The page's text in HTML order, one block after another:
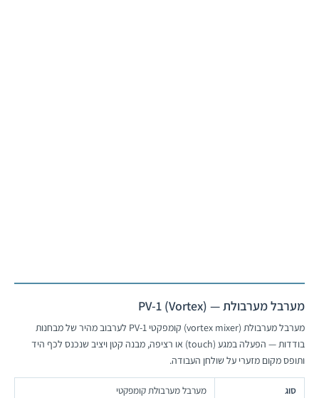
מערבל מערבולת — PV-1 (Vortex)
מערבל מערבולת (vortex mixer) קומפקטי PV-1 לערבוב מהיר של מבחנות
בודדות — הפעלה במגע (touch) או רציפה, מבנה קטן ויציב שנכנס לכף היד
ותופס מקום מזערי על שולחן העבודה.
סוג
מערבל מערבולת קומפקטי